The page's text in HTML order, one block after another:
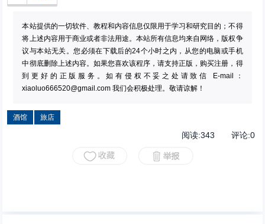
本站提供的一切软件、教程和内容信息仅限用于学习和研究目的；不得
将上述内容用于商业或者非法用途。本站所有信息均来自网络，版权争
议与本站无关。您必须在下载后的24个小时之内，从您的电脑或手机
中彻底删除上述内容。如果您喜欢该程序，请支持正版，购买注册，得
到更好的正版服务。如有侵权不妥之处请致信 E-mail：
xiaoluo666520@gmail.com 我们会积极处理。敬请谅解！
酒馆 旅店
阅读:343 评论:0